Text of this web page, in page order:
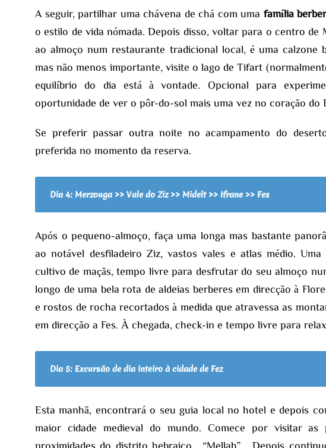
A seguir, partilhar uma chávena de chá com uma família
o estilo de vida nómada. Depois disso, voltar para o centro de
ao almoço num restaurante tradicional local, é uma calzone
mas não menos importante, visite o lago de Tifart
equilíbrio do dia está à vontade. Opcional para
oportunidade de ver o pôr-do-sol mais uma vez no coração do
Se preferir passar outra noite no acampamento do
preferida no momento da reserva.
Dia 4: Merzouga >> Vale do Ziz >> Midelt >> Ifrane >> Fes
Após o pequeno-almoço, faça uma longa mas bastante
ao notável desfiladeiro Ziz, vastos vales e atlas médio.
cultivo de maçãs, tempo livre para desfrutar do seu almoço
longo de uma bela rota de aldeias berberes em direcção à
e rostos de rocha recortados à medida que atravessa as
em direcção a Fes. À chegada, check-in e tempo livre para
Dia 5: Excursão de dia inteiro à cidade de Fez
Esta manhã, encontrará o seu guia local no hotel e depois
maior cidade medieval do mundo. Comece por visitar
proximidades do distrito hebraico “Mellah”. Depois